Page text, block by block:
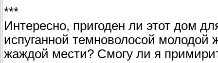
***
Интересно, пригоден ли этот дом
испуганной темноволосой
жаждой мести? Смогу ли я